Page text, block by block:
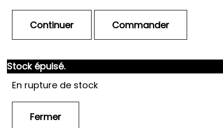
Stock épuisé.
En rupture de stock